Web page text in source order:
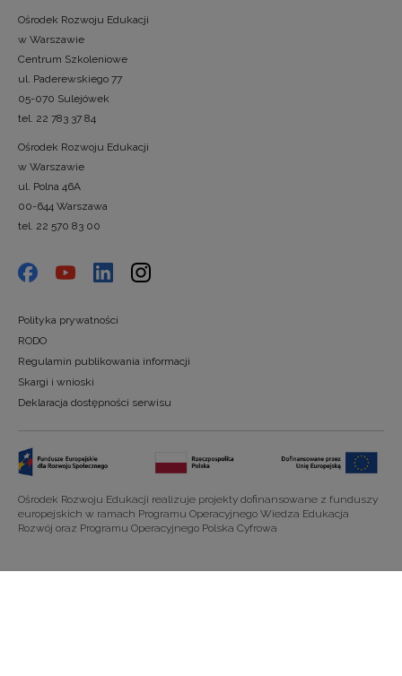
Ośrodek Rozwoju Edukacji
w Warszawie
Centrum Szkoleniowe
ul. Paderewskiego 77
05-070 Sulejówek
tel. 22 783 37 84
Ośrodek Rozwoju Edukacji
w Warszawie
ul. Polna 46A
00-644 Warszawa
tel. 22 570 83 00
Polityka prywatności
RODO
Regulamin publikowania informacji
Skargi i wnioski
Deklaracja dostępności serwisu
Ośrodek Rozwoju Edukacji realizuje projekty dofinansowane z funduszy
europejskich w ramach Programu Operacyjnego Wiedza Edukacja
Rozwój oraz Programu Operacyjnego Polska Cyfrowa